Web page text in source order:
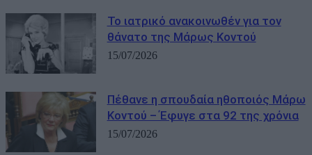
Το ιατρικό ανακοινωθέν για τον
θάνατο της Μάρως Κοντού
15/07/2026
Πέθανε η σπουδαία ηθοποιός Μάρω
Κοντού – Έφυγε στα 92 της χρόνια
15/07/2026